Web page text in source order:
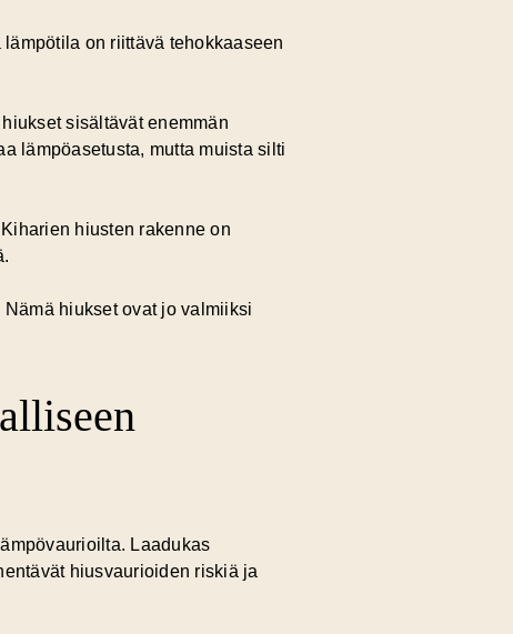
on riittävä tehokkaaseen
sisältävät enemmän
lämpöasetusta, mutta muista silti
hiusten rakenne on
hiukset ovat jo valmiiksi
Laadukas
hiusvaurioiden riskiä ja